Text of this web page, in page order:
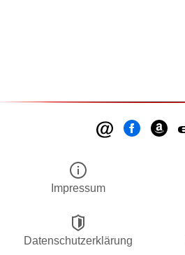
Impressum
Datenschutzerklärung